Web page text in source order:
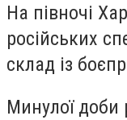
На півночі
російських
склад із
Минулої доби